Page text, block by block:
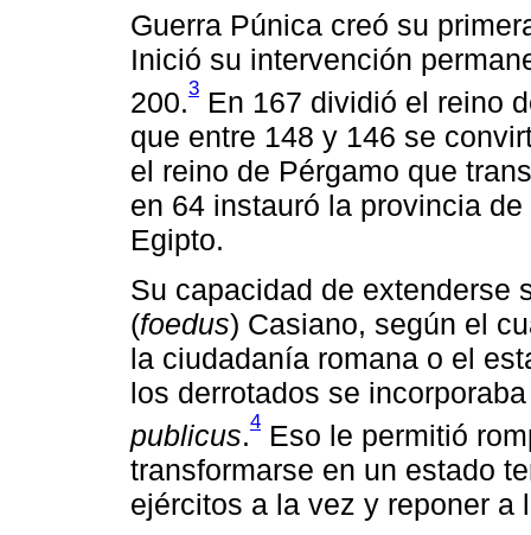
Guerra Púnica creó su
Inició su intervención
200.3 En 167 dividió el reino
que entre 148 y 146 se
el reino de Pérgamo que
en 64 instauró la provincia
Egipto.
Su capacidad de extenderse
(foedus) Casiano, según el
la ciudadanía romana o el
los derrotados se
publicus.4 Eso le permitió
transformarse en un estado
ejércitos a la vez y reponer a